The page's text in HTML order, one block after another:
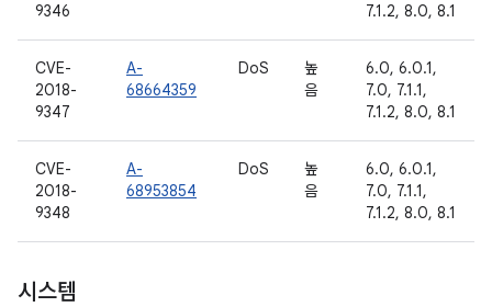
9346
7.1.2, 8.0, 8.1
CVE-
2018-
9347
A-
68664359
DoS
높
음
6.0, 6.0.1,
7.0, 7.1.1,
7.1.2, 8.0, 8.1
CVE-
2018-
9348
A-
68953854
DoS
높
음
6.0, 6.0.1,
7.0, 7.1.1,
7.1.2, 8.0, 8.1
시스템